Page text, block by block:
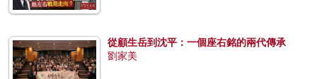
從顧生岳到沈平：一個座右銘的兩代傳承
劉家美